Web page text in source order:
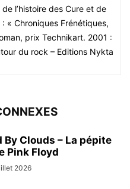
l’histoire des Cure et de
« Chroniques Frénétiques,
prix Technikart. 2001 :
du rock – Editions Nykta
By Clouds – La pépite
Pink Floyd
2026